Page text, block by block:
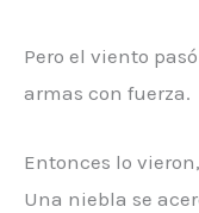
Pero el viento
armas con fuerza.
Entonces lo
Una niebla se